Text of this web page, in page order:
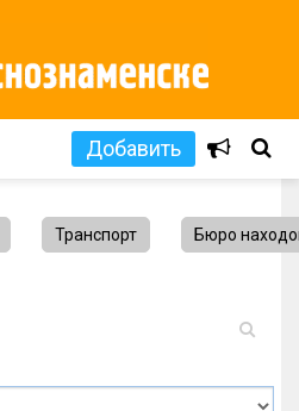
Добавить
Транспорт Бюро
L